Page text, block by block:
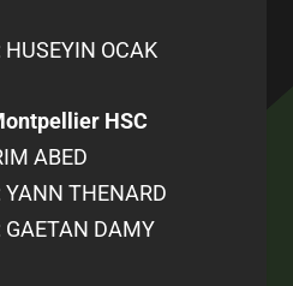
OCAK
HSC
ABED
THENARD
DAMY